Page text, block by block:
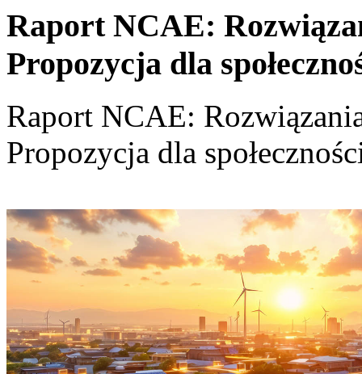
Raport NCAE:
Propozycja dla
Raport NCAE:
Propozycja dla